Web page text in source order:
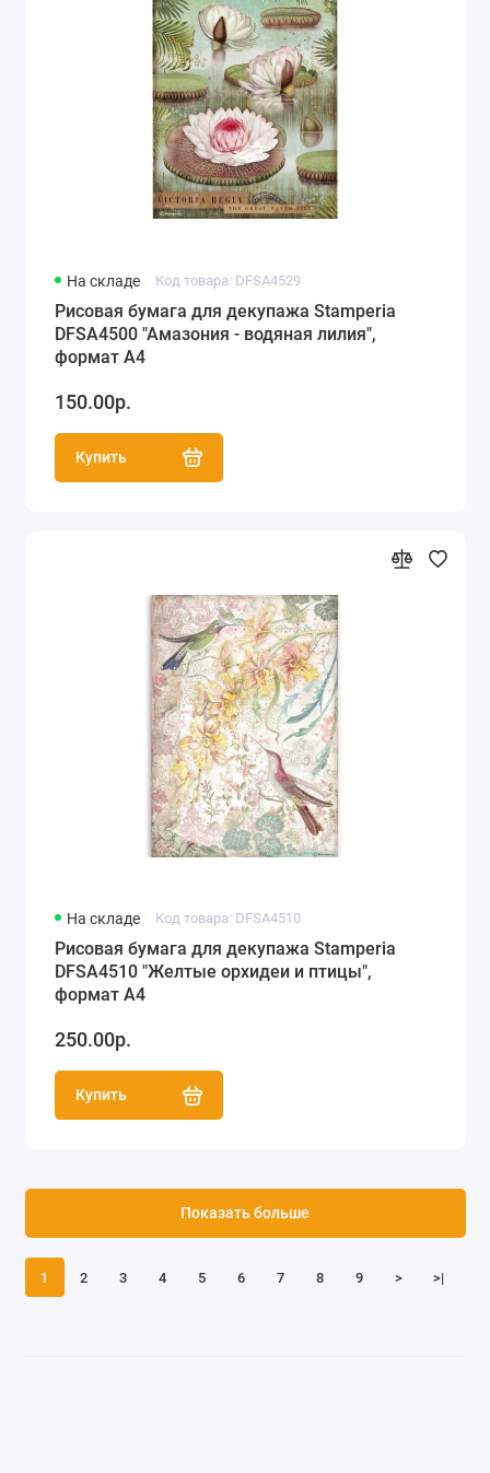
На складе Код товара: DFSA4529
Рисовая бумага для декупажа Stamperia
DFSA4500 "Амазония - водяная лилия",
формат А4
150.00р.
Купить
На складе Код товара: DFSA4510
Рисовая бумага для декупажа Stamperia
DFSA4510 "Желтые орхидеи и птицы",
формат А4
250.00р.
Купить
1 2 3 4 5 6 7 8 9 > >|
Показать больше